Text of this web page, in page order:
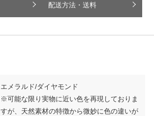
配送方法・送料
エメラルド/ダイヤモンド
※可能な限り実物に近い色を再現しておりま
すが、天然素材の特徴から微妙に色の違いが